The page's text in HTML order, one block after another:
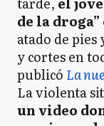
de la
atado de
y cortes en
publicó La
La violenta
un video